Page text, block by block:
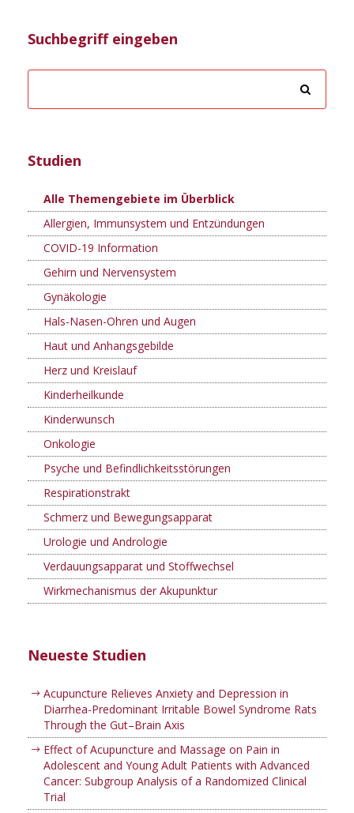
Suchbegriff eingeben
Studien
Alle Themengebiete im Überblick
Allergien, Immunsystem und Entzündungen
COVID-19 Information
Gehirn und Nervensystem
Gynäkologie
Hals-Nasen-Ohren und Augen
Haut und Anhangsgebilde
Herz und Kreislauf
Kinderheilkunde
Kinderwunsch
Onkologie
Psyche und Befindlichkeitsstörungen
Respirationstrakt
Schmerz und Bewegungsapparat
Urologie und Andrologie
Verdauungsapparat und Stoffwechsel
Wirkmechanismus der Akupunktur
Neueste Studien
Acupuncture Relieves Anxiety and Depression in
Diarrhea-Predominant Irritable Bowel Syndrome Rats
Through the Gut–Brain Axis
Effect of Acupuncture and Massage on Pain in
Adolescent and Young Adult Patients with Advanced
Cancer: Subgroup Analysis of a Randomized Clinical
Trial